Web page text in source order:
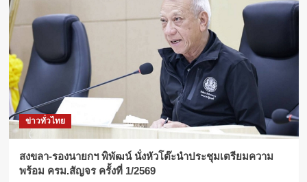
ข่าวทั่วไทย
สงขลา-รองนายกฯ พิพัฒน์ นั่งหัวโต๊ะนำประชุมเตรียมความ
พร้อม ครม.สัญจร ครั้งที่ 1/2569